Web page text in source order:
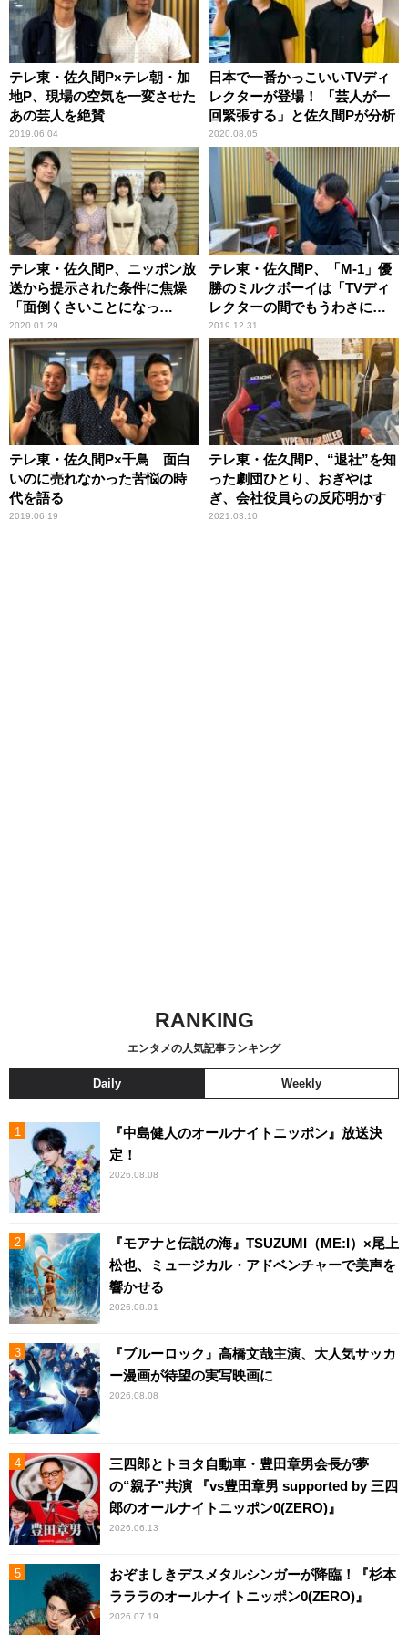
テレ東・佐久間P×テレ朝・加
地P、現場の空気を一変させた
あの芸人を絶賛
2019.06.04
日本で一番かっこいいTVディ
レクターが登場！ 「芸人が一
回緊張する」と佐久間Pが分析
2020.08.05
テレ東・佐久間P、ニッポン放
送から提示された条件に焦燥
「面倒くさいことになっ
た……」
2020.01.29
テレ東・佐久間P、「M-1」優
勝のミルクボーイは「TVディ
レクターの間でもうわさにな
っていた」
2019.12.31
テレ東・佐久間P×千鳥 面白
いのに売れなかった苦悩の時
代を語る
2019.06.19
テレ東・佐久間P、“退社”を知
った劇団ひとり、おぎやは
ぎ、会社役員らの反応明かす
2021.03.10
RANKING
エンタメの人気記事ランキング
Daily Weekly
『中島健人のオールナイトニッポン』放送決
定！
2026.08.08
『モアナと伝説の海』TSUZUMI（ME:I）×尾上
松也、ミュージカル・アドベンチャーで美声を
響かせる
2026.08.01
『ブルーロック』高橋文哉主演、大人気サッカ
ー漫画が待望の実写映画に
2026.08.08
三四郎とトヨタ自動車・豊田章男会長が夢
の“親子”共演 『vs豊田章男 supported by 三四
郎のオールナイトニッポン0(ZERO)』
2026.06.13
おぞましきデスメタルシンガーが降臨！『杉本
ラララのオールナイトニッポン0(ZERO)』
2026.07.19